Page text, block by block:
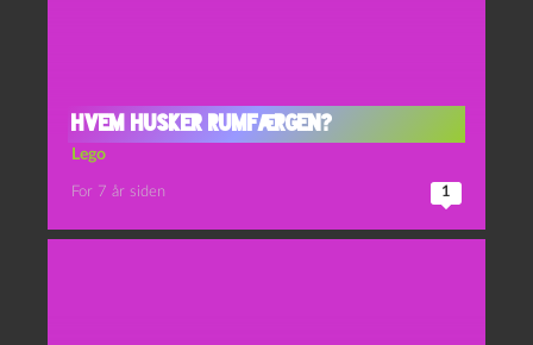
Hvem husker rumfærgen?
Lego
For 7 år siden 1